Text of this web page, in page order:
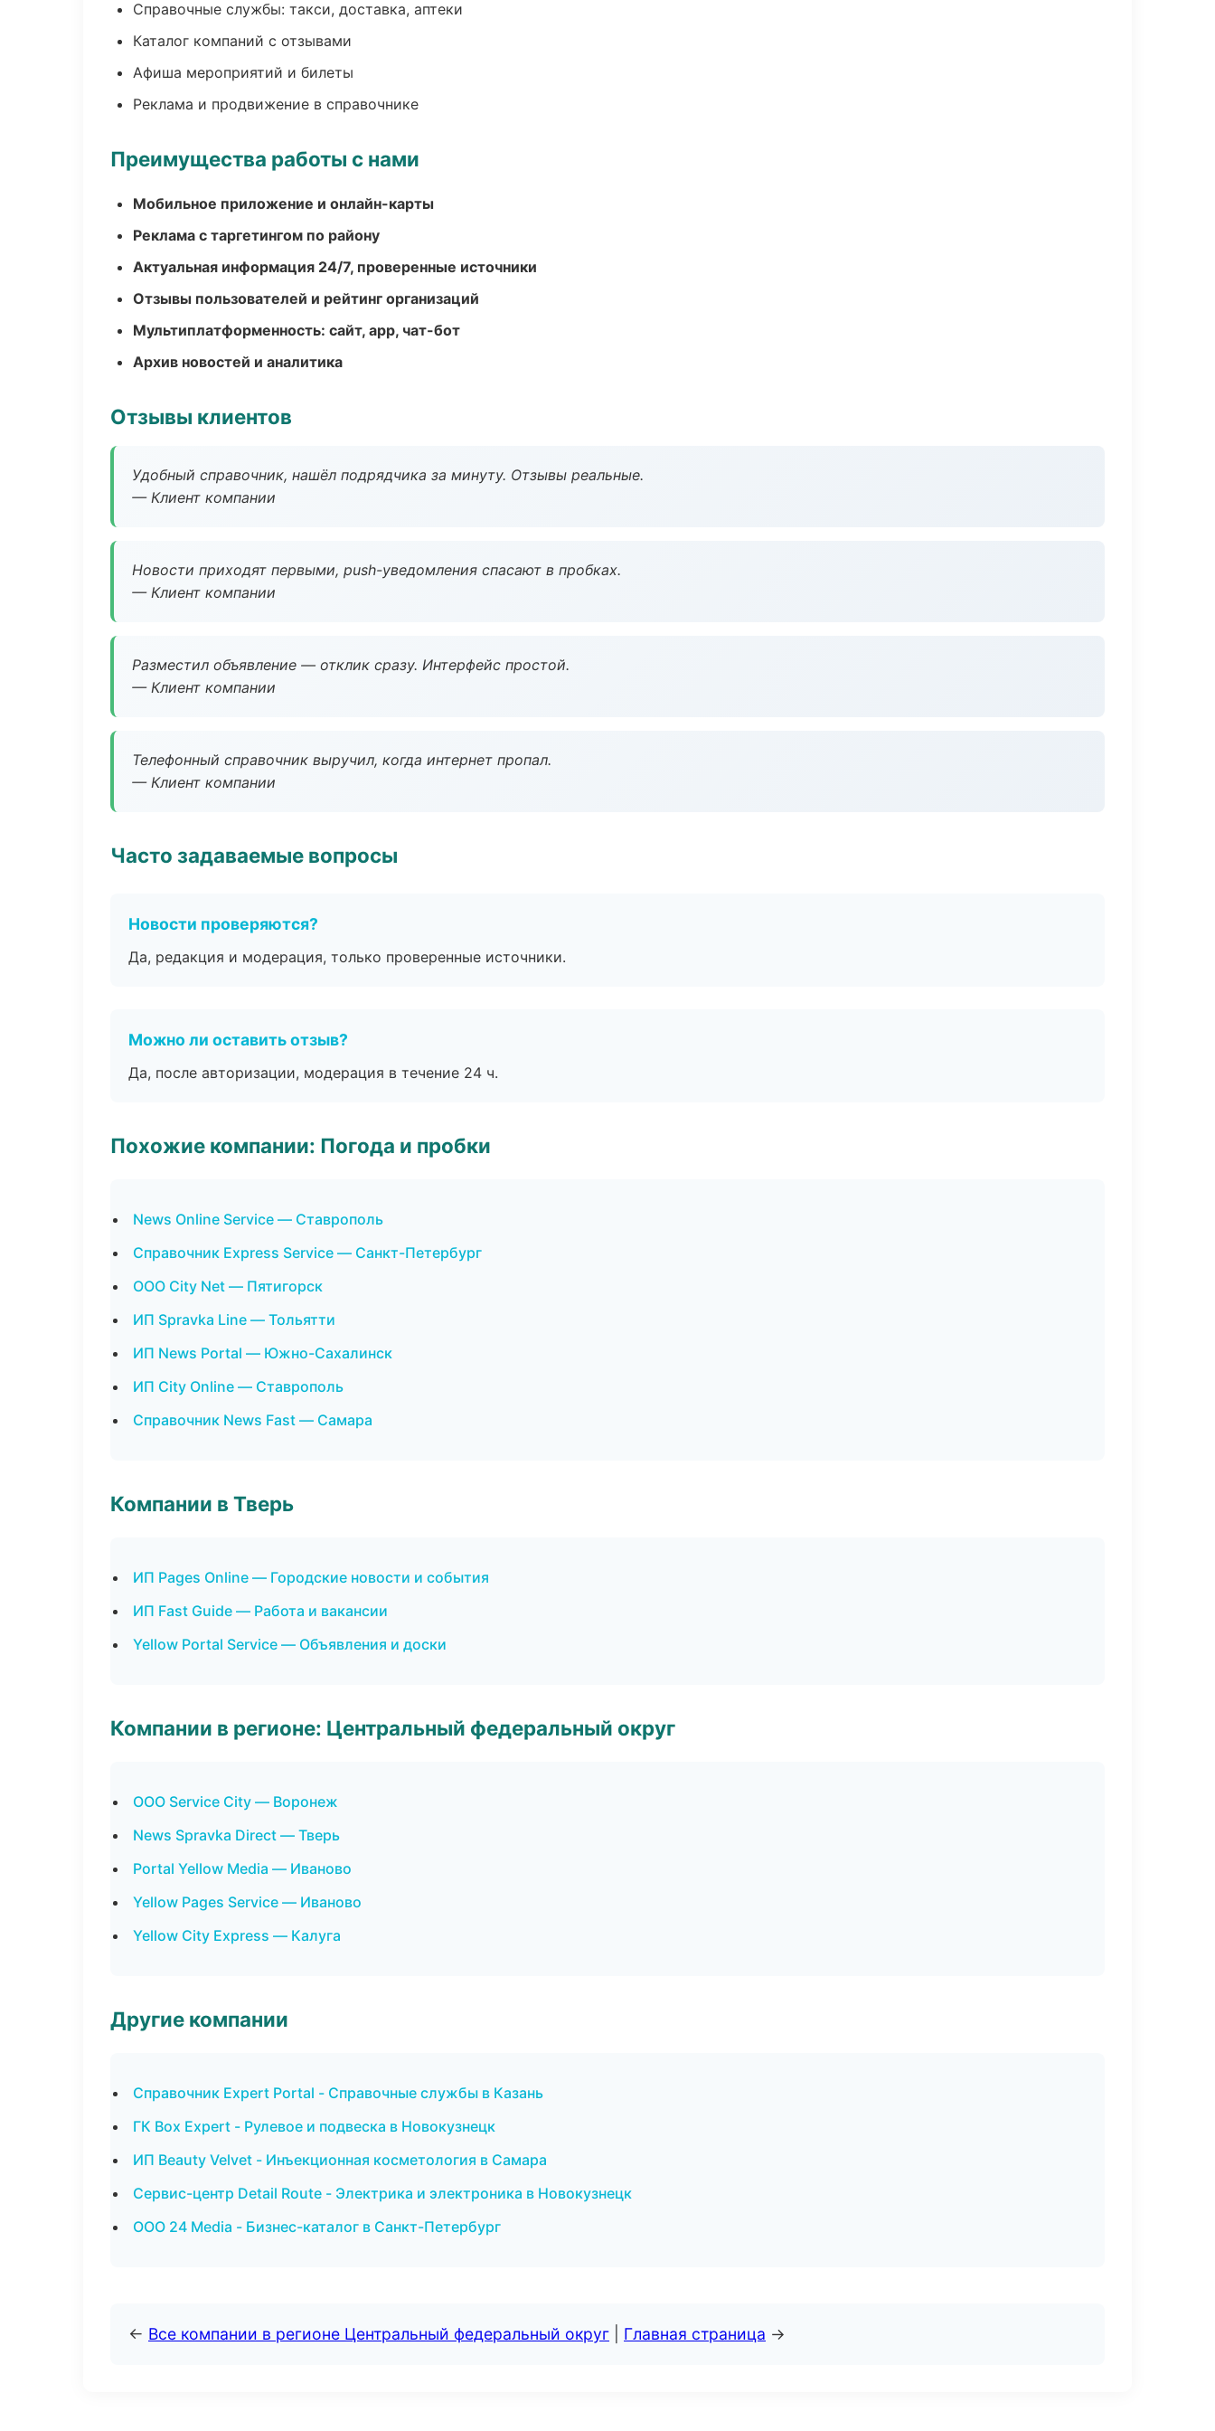
Справочные службы: такси, доставка, аптеки
Каталог компаний с отзывами
Афиша мероприятий и билеты
Реклама и продвижение в справочнике
Преимущества работы с нами
Мобильное приложение и онлайн-карты
Реклама с таргетингом по району
Актуальная информация 24/7, проверенные источники
Отзывы пользователей и рейтинг организаций
Мультиплатформенность: сайт, app, чат-бот
Архив новостей и аналитика
Отзывы клиентов
Удобный справочник, нашёл подрядчика за минуту. Отзывы реальные.
— Клиент компании
Новости приходят первыми, push-уведомления спасают в пробках.
— Клиент компании
Разместил объявление — отклик сразу. Интерфейс простой.
— Клиент компании
Телефонный справочник выручил, когда интернет пропал.
— Клиент компании
Часто задаваемые вопросы
Новости проверяются?
Да, редакция и модерация, только проверенные источники.
Можно ли оставить отзыв?
Да, после авторизации, модерация в течение 24 ч.
Похожие компании: Погода и пробки
News Online Service — Ставрополь
Справочник Express Service — Санкт-Петербург
ООО City Net — Пятигорск
ИП Spravka Line — Тольятти
ИП News Portal — Южно-Сахалинск
ИП City Online — Ставрополь
Справочник News Fast — Самара
Компании в Тверь
ИП Pages Online — Городские новости и события
ИП Fast Guide — Работа и вакансии
Yellow Portal Service — Объявления и доски
Компании в регионе: Центральный федеральный округ
ООО Service City — Воронеж
News Spravka Direct — Тверь
Portal Yellow Media — Иваново
Yellow Pages Service — Иваново
Yellow City Express — Калуга
Другие компании
Справочник Expert Portal - Справочные службы в Казань
ГК Box Expert - Рулевое и подвеска в Новокузнецк
ИП Beauty Velvet - Инъекционная косметология в Самара
Сервис-центр Detail Route - Электрика и электроника в Новокузнецк
ООО 24 Media - Бизнес-каталог в Санкт-Петербург
← Все компании в регионе Центральный федеральный округ Главная страница →